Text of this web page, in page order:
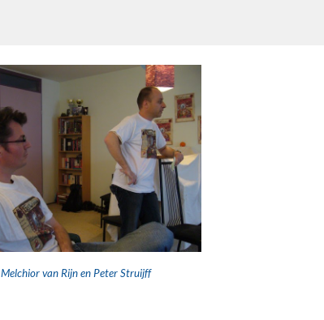
Melchior van Rijn en Peter Struijff